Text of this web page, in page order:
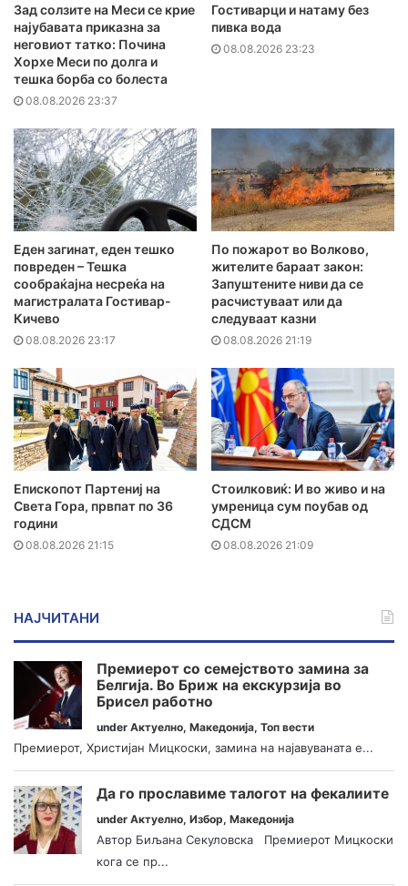
Зад солзите на Меси се крие
најубавата приказна за
неговиот татко: Почина
Хорхе Меси по долга и
тешка борба со болеста
08.08.2026 23:37
Гостиварци и натаму без
пивка вода
08.08.2026 23:23
Еден загинат, еден тешко
повреден – Тешка
сообраќајна несреќа на
магистралата Гостивар-
Кичево
08.08.2026 23:17
По пожарот во Волково,
жителите бараат закон:
Запуштените ниви да се
расчистуваат или да
следуваат казни
08.08.2026 21:19
Епископот Партениј на
Света Гора, првпат по 36
години
08.08.2026 21:15
Стоилковиќ: И во живо и на
умреница сум поубав од
СДСМ
08.08.2026 21:09
НАЈЧИТАНИ
Премиерот со семејството замина за
Белгија. Во Бриж на екскурзија во
Брисел работно
under Актуелно, Македонија, Топ вести
Премиерот, Христијан Мицкоски, замина на најавуваната е...
Да го прославиме талогот на фекалиите
under Актуелно, Избор, Македонија
Автор Биљана Секуловска Премиерот Мицкоски
кога се пр...